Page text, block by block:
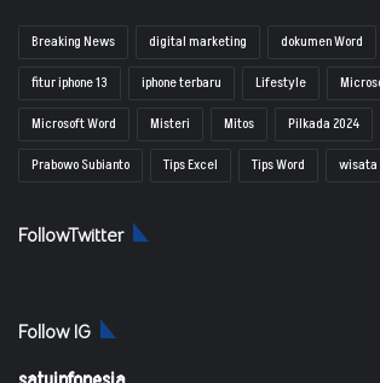
Breaking News digital marketing dokumen Word
fitur iphone 13
iphone terbaru Lifestyle
Microsoft Word
Misteri Mitos Pilkada 2024
Prabowo Subianto
Tips Excel Tips Word wisata
FollowTwitter
Follow IG